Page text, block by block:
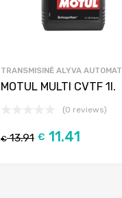
TRANSMISINĖ ALYVA AUTOMAT
MOTUL MULTI CVTF 1l.
(0 reviews)
€13.91 € 11.41